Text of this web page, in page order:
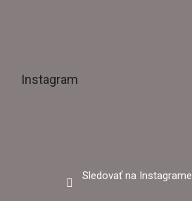
Instagram
Sledovať na Instagrame